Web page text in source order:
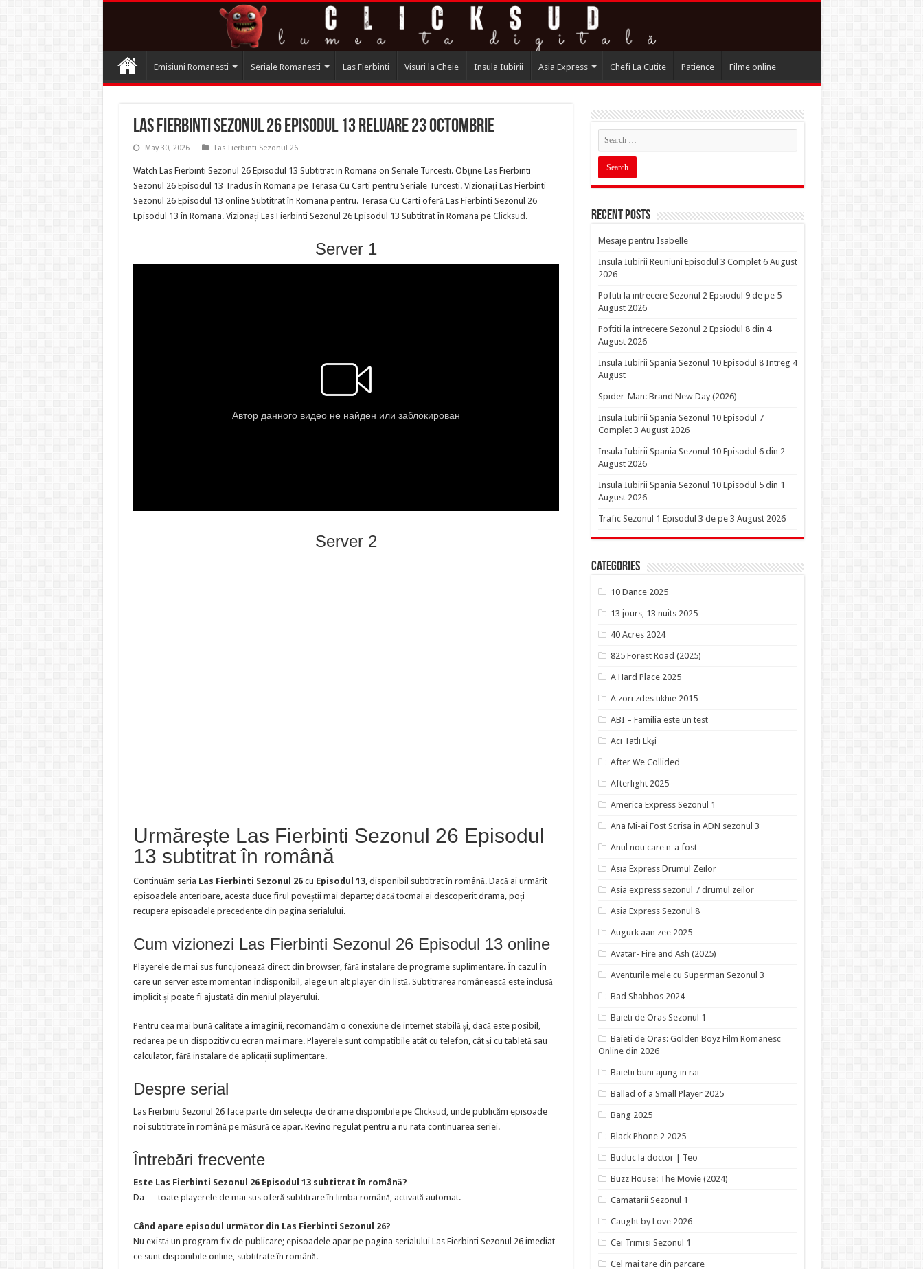
Emisiuni Romanesti Seriale Romanesti Las Fierbinti Visuri la Cheie Insula Iubirii Asia Express Chefi La Cutite Patience Filme online
Las Fierbinti Sezonul 26 Episodul 13 Reluare 23 Octombrie
May 30, 2026 Las Fierbinti Sezonul 26
Watch Las Fierbinti Sezonul 26 Episodul 13 Subtitrat in Romana on Seriale Turcesti. Obține Las Fierbinti
Sezonul 26 Episodul 13 Tradus în Romana pe Terasa Cu Carti pentru Seriale Turcesti. Vizionați Las Fierbinti
Sezonul 26 Episodul 13 online Subtitrat în Romana pentru. Terasa Cu Carti oferă Las Fierbinti Sezonul 26
Episodul 13 în Romana. Vizionați Las Fierbinti Sezonul 26 Episodul 13 Subtitrat în Romana pe Clicksud .
Server 1
Server 2
Urmărește Las Fierbinti Sezonul 26 Episodul
13 subtitrat în română
Continuăm seria Las Fierbinti Sezonul 26cu Episodul 13, disponibil subtitrat în română. Dacă ai urmărit
episoadele anterioare, acesta duce firul poveștii mai departe; dacă tocmai ai descoperit drama, poți
recupera episoadele precedente din pagina serialului.
Cum vizionezi Las Fierbinti Sezonul 26 Episodul 13 online
Playerele de mai sus funcționează direct din browser, fără instalare de programe suplimentare. În cazul în
care un server este momentan indisponibil, alege un alt player din listă. Subtitrarea românească este inclusă
implicit și poate fi ajustată din meniul playerului.
Pentru cea mai bună calitate a imaginii, recomandăm o conexiune de internet stabilă și, dacă este posibil,
redarea pe un dispozitiv cu ecran mai mare. Playerele sunt compatibile atât cu telefon, cât și cu tabletă sau
calculator, fără instalare de aplicații suplimentare.
Despre serial
Las Fierbinti Sezonul 26 face parte din selecția de drame disponibile pe Clicksud , unde publicăm episoade
noi subtitrate în română pe măsură ce apar. Revino regulat pentru a nu rata continuarea seriei.
Întrebări frecvente
Este Las Fierbinti Sezonul 26 Episodul 13 subtitrat în română?
Da — toate playerele de mai sus oferă subtitrare în limba română, activată automat.
Când apare episodul următor din Las Fierbinti Sezonul 26?
Nu există un program fix de publicare; episoadele apar pe pagina serialului Las Fierbinti Sezonul 26 imediat
ce sunt disponibile online, subtitrate în română.
Recent Posts
Mesaje pentru Isabelle
Insula Iubirii Reuniuni Episodul 3 Complet 6 August
2026
Poftiti la intrecere Sezonul 2 Epsiodul 9 de pe 5
August 2026
Poftiti la intrecere Sezonul 2 Epsiodul 8 din 4
August 2026
Insula Iubirii Spania Sezonul 10 Episodul 8 Intreg 4
August
Spider-Man: Brand New Day (2026)
Insula Iubirii Spania Sezonul 10 Episodul 7
Complet 3 August 2026
Insula Iubirii Spania Sezonul 10 Episodul 6 din 2
August 2026
Insula Iubirii Spania Sezonul 10 Episodul 5 din 1
August 2026
Trafic Sezonul 1 Episodul 3 de pe 3 August 2026
Categories
10 Dance 2025
13 jours, 13 nuits 2025
40 Acres 2024
825 Forest Road (2025)
A Hard Place 2025
A zori zdes tikhie 2015
ABI – Familia este un test
Acı Tatlı Ekşi
After We Collided
Afterlight 2025
America Express Sezonul 1
Ana Mi-ai Fost Scrisa in ADN sezonul 3
Anul nou care n-a fost
Asia Express Drumul Zeilor
Asia express sezonul 7 drumul zeilor
Asia Express Sezonul 8
Augurk aan zee 2025
Avatar- Fire and Ash (2025)
Aventurile mele cu Superman Sezonul 3
Bad Shabbos 2024
Baieti de Oras Sezonul 1
Baieti de Oras: Golden Boyz Film Romanesc
Online din 2026
Baietii buni ajung in rai
Ballad of a Small Player 2025
Bang 2025
Black Phone 2 2025
Bucluc la doctor | Teo
Buzz House: The Movie (2024)
Camatarii Sezonul 1
Caught by Love 2026
Cei Trimisi Sezonul 1
Cel mai tare din parcare